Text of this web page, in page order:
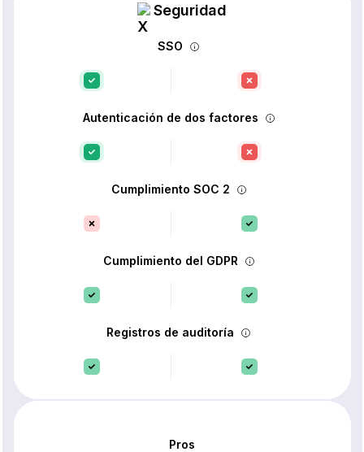
Seguridad
SSO
Autenticación de dos factores
Cumplimiento SOC 2
Cumplimiento del GDPR
Registros de auditoría
Pros